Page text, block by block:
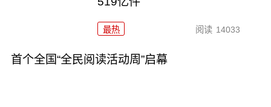
最热 阅读 14033
首个全国“全民阅读活动周”启幕